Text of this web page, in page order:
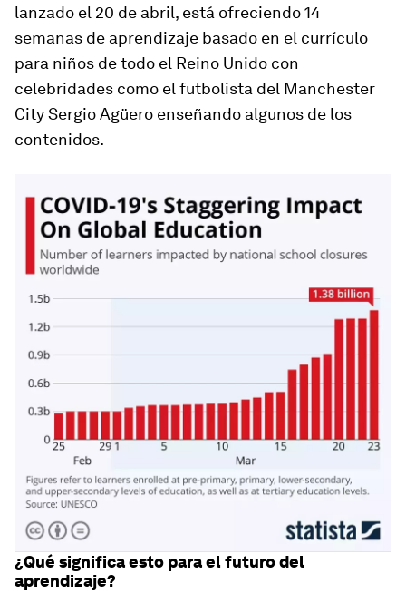
lanzado el 20 de abril, está ofreciendo 14
semanas de aprendizaje basado en el currículo
para niños de todo el Reino Unido con
celebridades como el futbolista del Manchester
City Sergio Agüero enseñando algunos de los
contenidos.
¿Qué significa esto para el futuro del
aprendizaje?